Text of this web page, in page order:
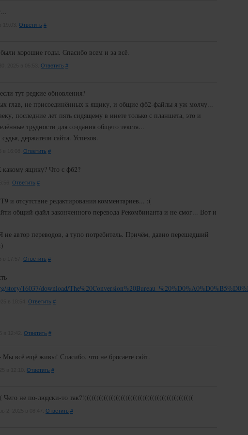
Ответить #
хорошие годы. Спасибо всем и за всё.
Ответить #
тут редкие обновления?
глав, не присоединённых к ящику, и общие фб2-файлы я уж молчу...
последние лет пять сидящему в инете только с планшета, это и
трудности для создания общего текста...
держатели сайта. Успехов.
Ответить #
ящику? Что с фб2?
Ответить #
и отсутствие редактирования комментариев... :(
общий файл законченного перевода Рекомбинанта и не смог... Вот и
не автор переводов, а тупо потребитель. Причём, давно перешедший
Ответить #
story/16037/download/
Ответить #
Ответить #
всё ещё живы! Спасибо, что не бросаете сайт.
Ответить #
Чего не по-людски-то так?!(((((((((((((((((((((((((((((((((((((((((((((
Ответить #